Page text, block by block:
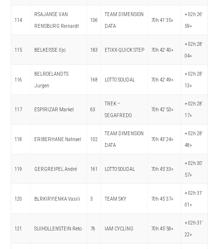
114
RSAJANSE VAN
RENSBURG Reinardt
106
TEAM DIMENSION
DATA
70h 41′ 35»
+ 02h 26′
59»
115 BELKEISSE Iljo 183 ETIXX-QUICK STEP 70h 42′ 40»
+ 02h 28′
04»
116
BELROELANDTS
Jurgen
168 LOTTO SOUDAL 70h 42′ 49»
+ 02h 28′
13»
117 ESPIRIZAR Markel 63
TREK –
SEGAFREDO
70h 42′ 53»
+ 02h 28′
17»
118 ERIBERHANE Natnael 102
TEAM DIMENSION
DATA
70h 43′ 24»
+ 02h 28′
48»
119 GERGREIPEL André 161 LOTTO SOUDAL 70h 45′ 33»
+ 02h 30′
57»
120 BLRKIRYIENKA Vasili 3 TEAM SKY 70h 45′ 37»
+ 02h 31′
01»
121 SUIHOLLENSTEIN Reto 76 IAM CYCLING 70h 45′ 58»
+ 02h 31′
22»